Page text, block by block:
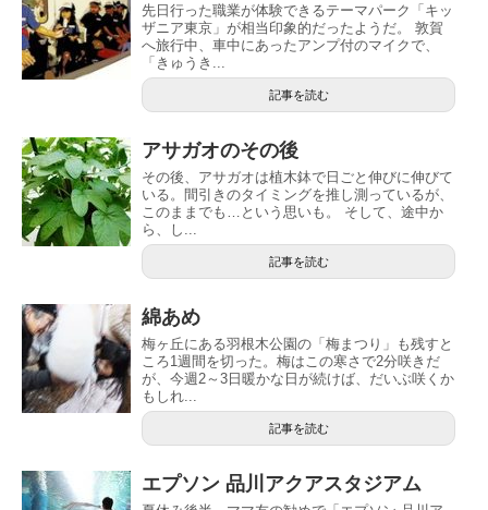
先日行った職業が体験できるテーマパーク「キッ
ザニア東京」が相当印象的だったようだ。 敦賀
へ旅行中、車中にあったアンプ付のマイクで、
「きゅうき...
記事を読む
アサガオのその後
その後、アサガオは植木鉢で日ごと伸びに伸びて
いる。間引きのタイミングを推し測っているが、
このままでも…という思いも。 そして、途中か
ら、し...
記事を読む
綿あめ
梅ヶ丘にある羽根木公園の「梅まつり」も残すと
ころ1週間を切った。梅はこの寒さで2分咲きだ
が、今週2～3日暖かな日が続けば、だいぶ咲くか
もしれ...
記事を読む
エプソン 品川アクアスタジアム